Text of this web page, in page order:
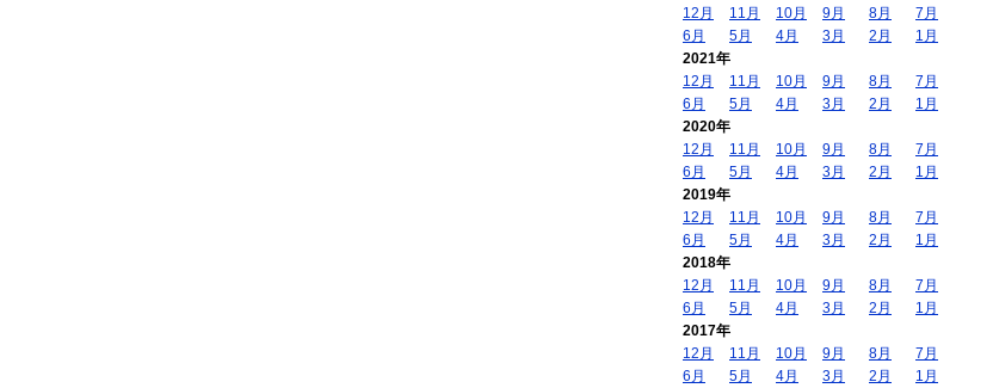
12月
11月 10月 9月 8月
7月
6月
5月 4月 3月 2月
1月
2021年
12月
11月 10月 9月 8月
7月
6月
5月 4月 3月 2月
1月
2020年
12月
11月 10月 9月 8月
7月
6月
5月 4月 3月 2月
1月
2019年
12月
11月 10月 9月 8月
7月
6月
5月 4月 3月 2月
1月
2018年
12月
11月 10月 9月 8月
7月
6月
5月 4月 3月 2月
1月
2017年
12月
11月 10月 9月 8月
7月
6月
5月 4月 3月 2月
1月